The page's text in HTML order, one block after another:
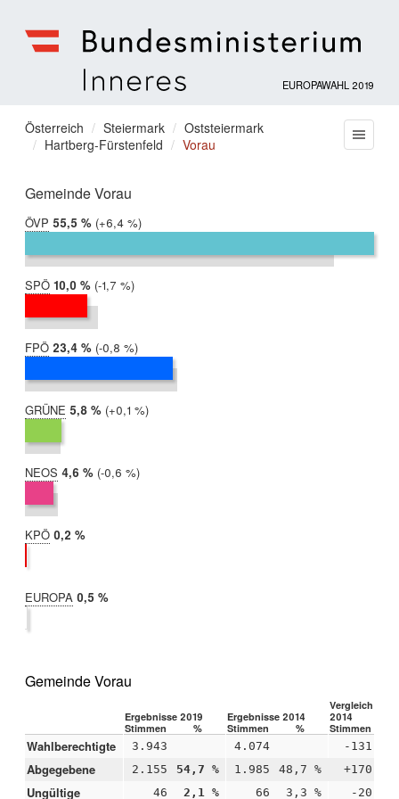
für
Inneres
EUROPAWAHL 2019
Sie
befinden
hier:
Österreich Steiermark
Oststeiermark
Hartberg-Fürstenfeld
Vorau
Gemeinde Vorau
ÖVP 2019:
55,5 %
2014:
49,1 %
Differenz:
+6,4 %
SPÖ 2019:
10,0 %
2014:
11,6 %
Differenz:
-1,7 %
FPÖ 2019:
23,4 %
2014:
24,2 %
Differenz:
-0,8 %
GRÜNE 2019:
5,8 %
2014:
5,7 %
Differenz:
+0,1 %
NEOS 2019:
4,6 %
2014:
5,2 %
Differenz:
-0,6 %
KPÖ 2019:
0,2 %
EUROPA 2019:
0,5 %
Gemeinde Vorau
Ergebnisse 2019 Ergebnisse 2014
Vergleich
2014
Stimmen
% Stimmen % Stimmen
Wahlberechtigte 3.943 4.074 -131
Abgegebene 2.155 54,7 % 1.985 48,7 % +170
Ungültige 46 2,1 % 66 3,3 % -20